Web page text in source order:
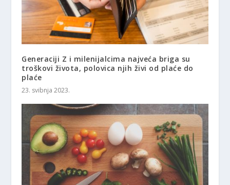
Generaciji Z i milenijalcima najveća briga su
troškovi života, polovica njih živi od plaće do
plaće
23. svibnja 2023.